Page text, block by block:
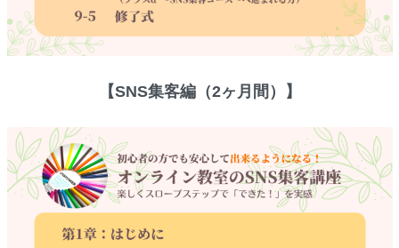
【SNS集客編（2ヶ月間）】